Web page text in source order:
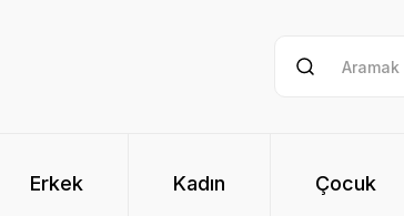
Erkek Kadın Çocuk